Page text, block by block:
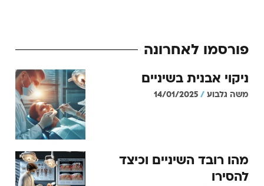
פורסמו לאחרונה
ניקוי אבנית בשיניים
משה גלבוע
מהו רובד השיניים וכיצד
להסירו